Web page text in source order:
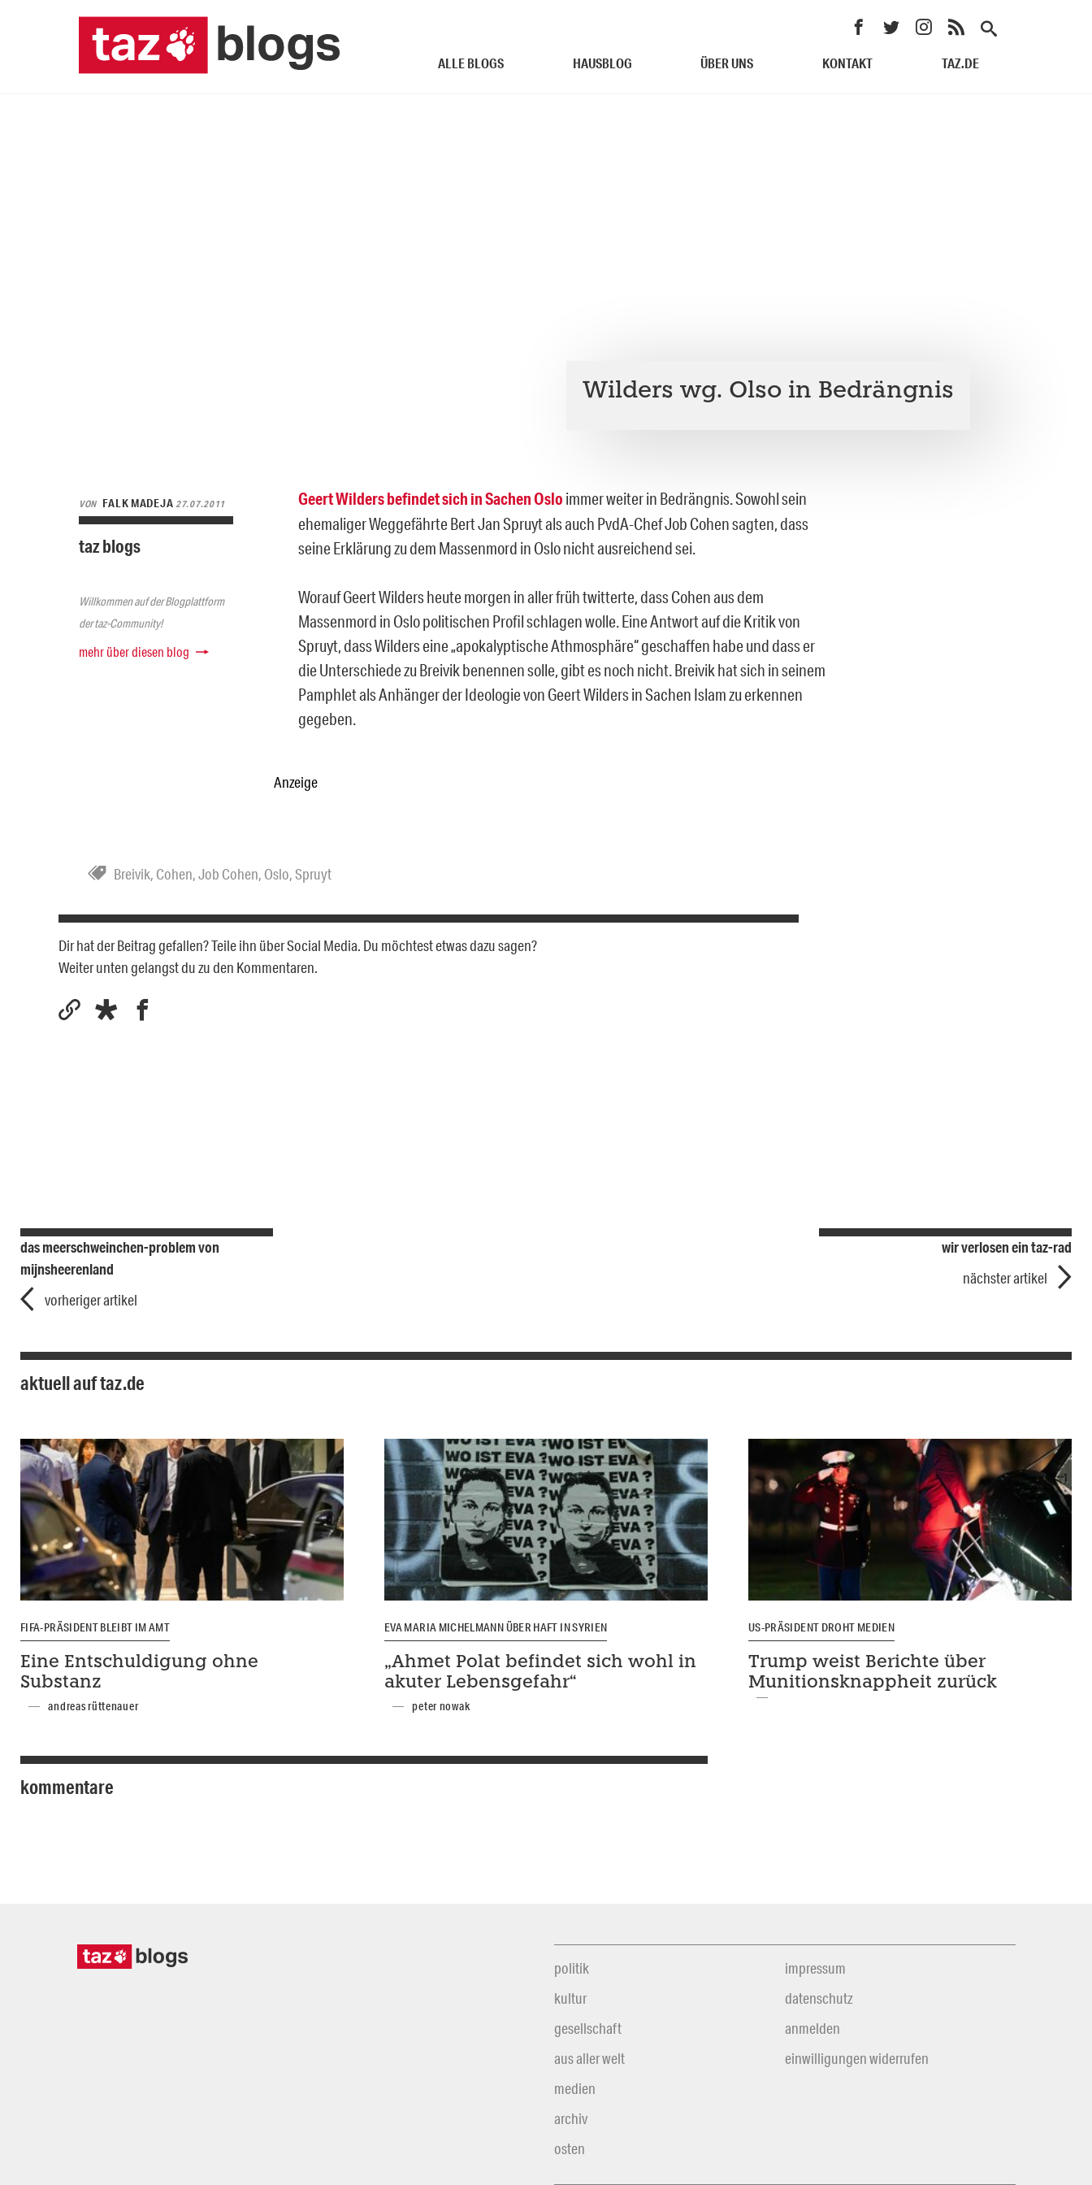
ALLE BLOGS HAUSBLOG ÜBER UNS KONTAKT TAZ.DE
Wilders wg. Olso in Bedrängnis
VON FALK MADEJA27.07.2011
taz blogs
Willkommen auf der Blogplattform
der taz-Community!
mehr über diesen blog
Geert Wilders befindet sich in Sachen Oslo immer weiter in Bedrängnis. Sowohl sein
ehemaliger Weggefährte Bert Jan Spruyt als auch PvdA-Chef Job Cohen sagten, dass
seine Erklärung zu dem Massenmord in Oslo nicht ausreichend sei.
Worauf Geert Wilders heute morgen in aller früh twitterte, dass Cohen aus dem
Massenmord in Oslo politischen Profil schlagen wolle. Eine Antwort auf die Kritik von
Spruyt, dass Wilders eine „apokalyptische Athmosphäre“ geschaffen habe und dass er
die Unterschiede zu Breivik benennen solle, gibt es noch nicht. Breivik hat sich in seinem
Pamphlet als Anhänger der Ideologie von Geert Wilders in Sachen Islam zu erkennen
gegeben.
Anzeige
Breivik, Cohen,Job Cohen, Oslo,Spruyt
Dir hat der Beitrag gefallen? Teile ihn über Social Media. Du möchtest etwas dazu sagen?
Weiter unten gelangst du zu den Kommentaren.
das meerschweinchen-problem von
mijnsheerenland
vorheriger artikel
wir verlosen ein taz-rad
nächster artikel
aktuell auf taz.de
FIFA-PRÄSIDENT BLEIBT IM AMT
Eine Entschuldigung ohne
Substanz
andreas rüttenauer
EVA MARIA MICHELMANN ÜBER HAFT IN SYRIEN
„Ahmet Polat befindet sich wohl in
akuter Lebensgefahr“
peter nowak
US-PRÄSIDENT DROHT MEDIEN
Trump weist Berichte über
Munitionsknappheit zurück
kommentare
politik
kultur
gesellschaft
aus aller welt
medien
archiv
osten
impressum
datenschutz
anmelden
einwilligungen widerrufen